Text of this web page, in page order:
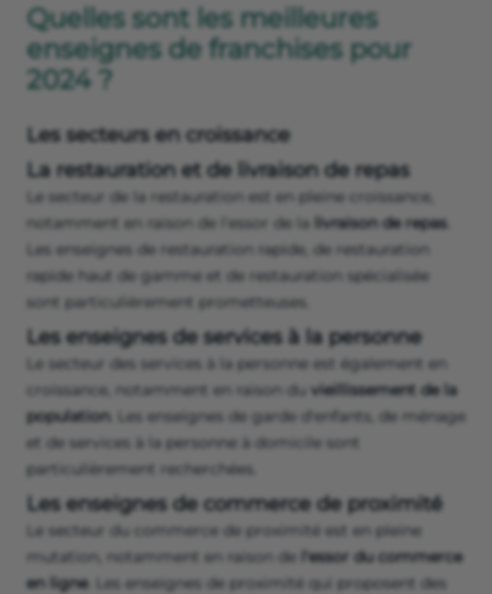
Quelles sont les meilleures
enseignes de franchises pour
2024 ?
Les secteurs en croissance
La restauration et de livraison de repas
Le secteur de la restauration est en pleine croissance,
notamment en raison de l'essor de la livraison de repas.
Les enseignes de restauration rapide, de restauration
rapide haut de gamme et de restauration spécialisée
sont particulièrement prometteuses.
Les enseignes de services à la personne
Le secteur des services à la personne est également en
croissance, notamment en raison du vieillissement de la
population. Les enseignes de garde d'enfants, de ménage
et de services à la personne à domicile sont
particulièrement recherchées.
Les enseignes de commerce de proximité
Le secteur du commerce de proximité est en pleine
mutation, notamment en raison de
l'essor du commerce
en ligne. Les enseignes de proximité qui proposent des